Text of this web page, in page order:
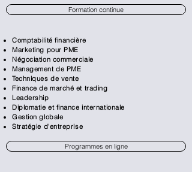
Formation continue​
Comptabilité financière
Marketing pour PME
Négociation commerciale
Management de PME
Techniques de vente
Finance de marché et trading
Leadership
Diplomatie et finance internationale
Gestion globale
Stratégie d'entreprise
Programmes en ligne